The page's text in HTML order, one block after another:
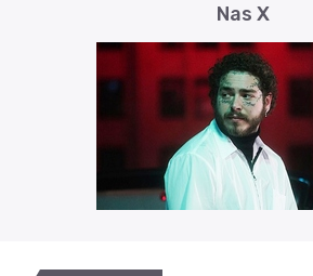
Nas X